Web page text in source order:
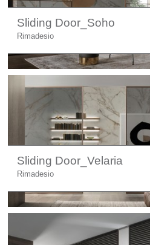
Sliding Door_Soho
Rimadesio
Sliding Door_Velaria
Rimadesio